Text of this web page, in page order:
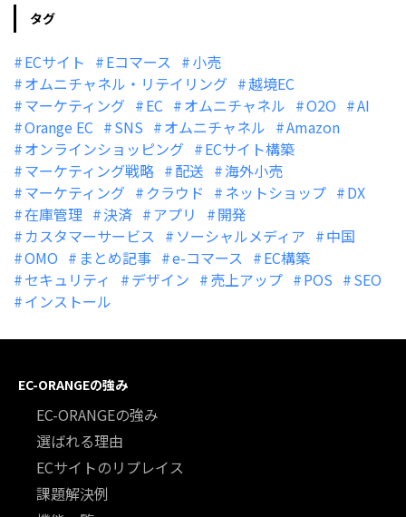
タグ
ECサイト Eコマース
小売
オムニチャネル・リテイリング
越境EC
マーケティング
EC オムニチャネル O2O
AI
Orange EC
SNS オムニチャネル
Amazon
オンラインショッピング
ECサイト構築
マーケティング戦略
配送
海外小売
マーケティング
クラウド ネットショップ
DX
在庫管理
決済 アプリ
開発
カスタマーサービス
ソーシャルメディア
中国
OMO
まとめ記事 e-コマース
EC構築
セキュリティ
デザイン 売上アップ POS
SEO
インストール
EC-ORANGEの強み
EC-ORANGEの強み
選ばれる理由
ECサイトのリプレイス
課題解決例